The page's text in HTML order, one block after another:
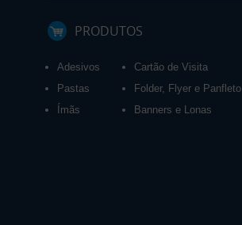
PRODUTOS
Adesivos
Pastas
Ímãs
Cartão de Visita
Folder, Flyer e Panfleto
Banners e Lonas